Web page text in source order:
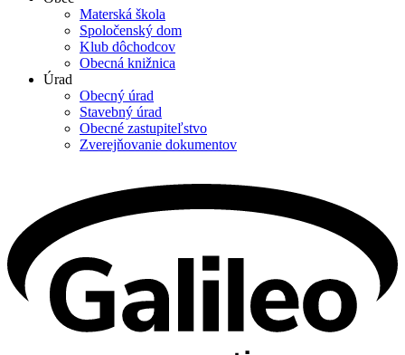
Materská škola
Spoločenský dom
Klub dôchodcov
Obecná knižnica
Úrad
Obecný úrad
Stavebný úrad
Obecné zastupiteľstvo
Zverejňovanie dokumentov